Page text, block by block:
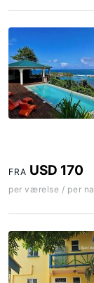
FRA USD 170
per værelse / per